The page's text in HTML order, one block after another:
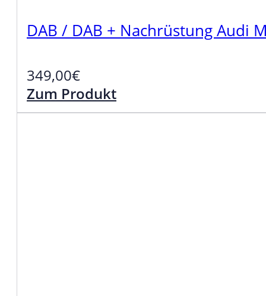
DAB / DAB + Nachrüstung Audi
349,00€
Zum Produkt